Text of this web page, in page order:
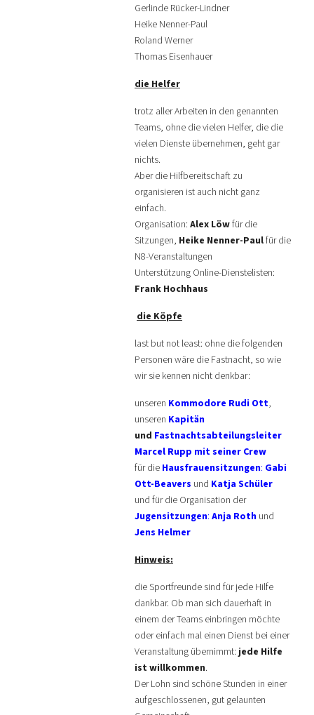
Gerlinde Rücker-Lindner
Heike Nenner-Paul
Roland Werner
Thomas Eisenhauer
die Helfer
trotz aller Arbeiten in den genannten
Teams, ohne die vielen Helfer, die die
vielen Dienste übernehmen, geht gar
nichts.
Aber die Hilfbereitschaft zu
organisieren ist auch nicht ganz
einfach.
Organisation: Alex Löwfür die
Sitzungen, Heike Nenner-Paulfür die
N8-Veranstaltungen
Unterstützung Online-Dienstelisten:
Frank Hochhaus
die Köpfe
last but not least: ohne die folgenden
Personen wäre die Fastnacht, so wie
wir sie kennen nicht denkbar:
unseren Kommodore Rudi Ott,
unseren Kapitän
und Fastnachtsabteilungsleiter
Marcel Rupp mit seiner Crew
für die Hausfrauensitzungen: Gabi
Ott-Beavers und Katja Schüler
und für die Organisation der
Jugensitzungen: Anja Roth und
Jens Helmer
Hinweis:
die Sportfreunde sind für jede Hilfe
dankbar. Ob man sich dauerhaft in
einem der Teams einbringen möchte
oder einfach mal einen Dienst bei einer
Veranstaltung übernimmt: jede Hilfe
ist willkommen.
Der Lohn sind schöne Stunden in einer
aufgeschlossenen, gut gelaunten